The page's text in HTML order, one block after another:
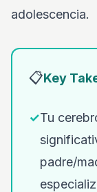
adolescencia.
📋Key
✓Tu
padre/